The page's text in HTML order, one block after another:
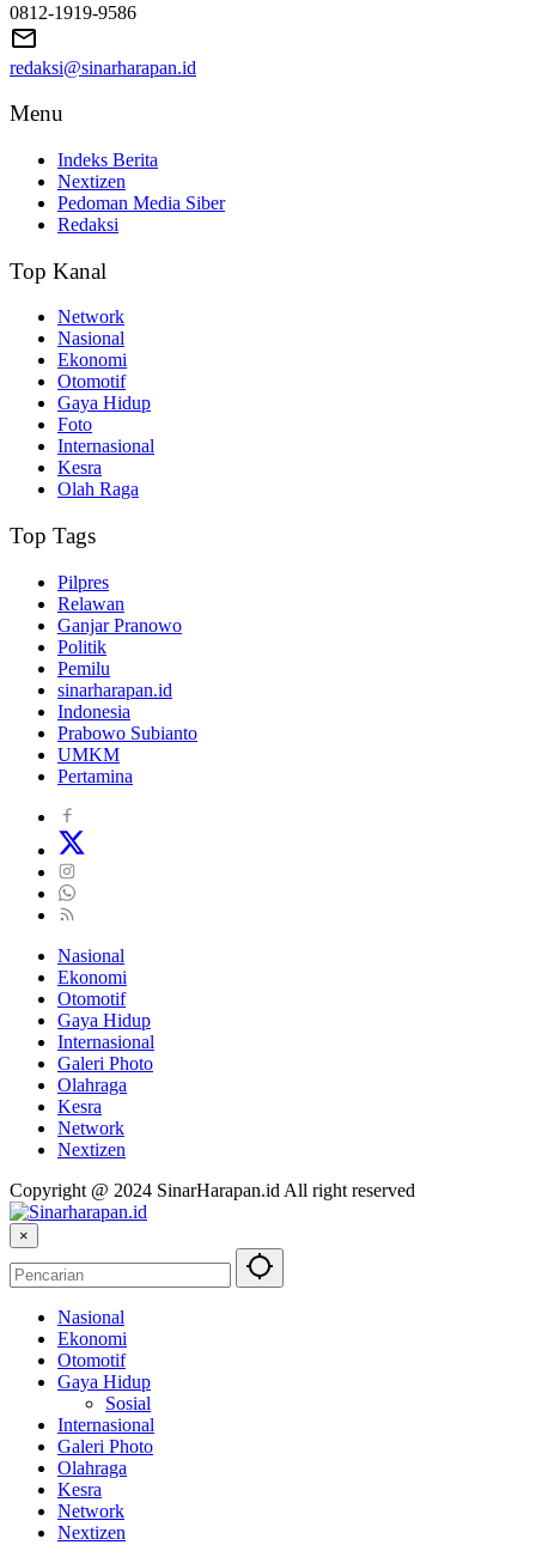
0812-1919-9586
redaksi@sinarharapan.id
Menu
Indeks Berita
Nextizen
Pedoman Media Siber
Redaksi
Top Kanal
Network
Nasional
Ekonomi
Otomotif
Gaya Hidup
Foto
Internasional
Kesra
Olah Raga
Top Tags
Pilpres
Relawan
Ganjar Pranowo
Politik
Pemilu
sinarharapan.id
Indonesia
Prabowo Subianto
UMKM
Pertamina
Nasional
Ekonomi
Otomotif
Gaya Hidup
Internasional
Galeri Photo
Olahraga
Kesra
Network
Nextizen
Copyright @ 2024 SinarHarapan.id All right reserved
×
Nasional
Ekonomi
Otomotif
Gaya Hidup
Sosial
Internasional
Galeri Photo
Olahraga
Kesra
Network
Nextizen